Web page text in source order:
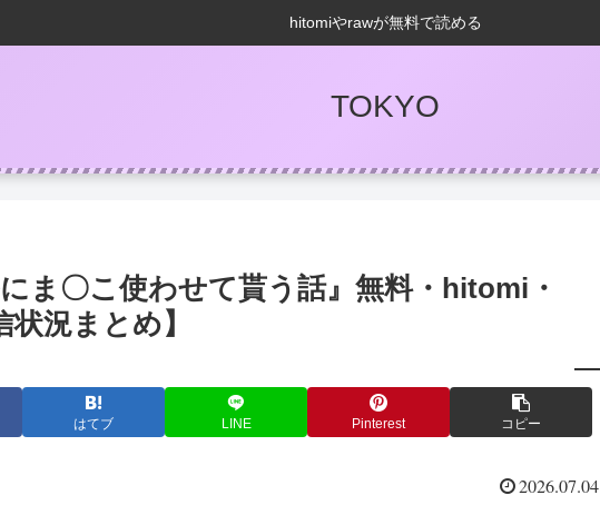
hitomiやrawが無料で読める
TOKYO
ま〇こ使わせて貰う話』無料・hitomi・
況まとめ】
はてブ LINE Pinterest コピー
2026.07.04